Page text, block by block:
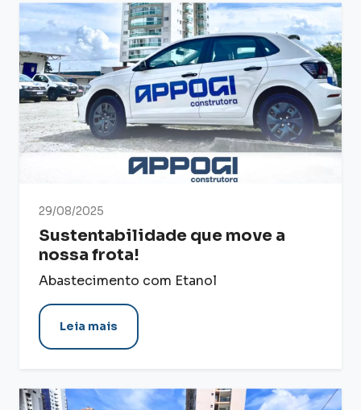
29/08/2025
Sustentabilidade que move a
nossa frota!
Abastecimento com Etanol
Leia mais